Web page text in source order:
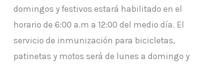
domingos y festivos estará habilitado en el
horario de 6:00 a.m a 12:00 del medio día. El
servicio de inmunización para bicicletas,
patinetas y motos será de lunes a domingo y